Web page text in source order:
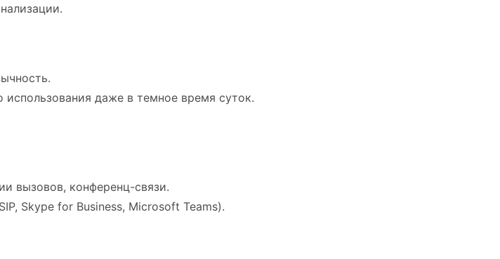
даже в темное время суток.
вызовов, конференц-связи.
Skype for Business, Microsoft Teams).